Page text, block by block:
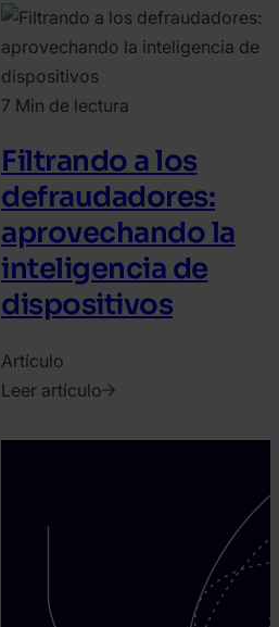
abril
26.
SEON
Team
7 Min de lectura
Filtrando a los
defraudadores:
aprovechando la
inteligencia de
dispositivos
Artículo
Leer artículo
abril